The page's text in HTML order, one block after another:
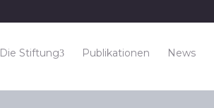
Die Stiftung Publikationen News